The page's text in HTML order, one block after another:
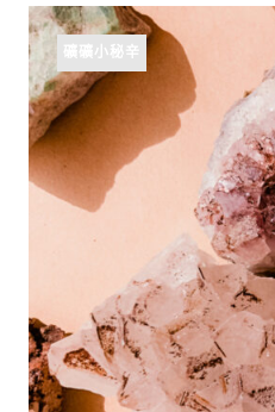
礦礦小秘辛